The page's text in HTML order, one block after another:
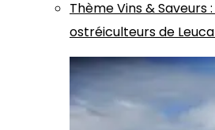
ThèmeVins & Saveurs:
ostréiculteurs de